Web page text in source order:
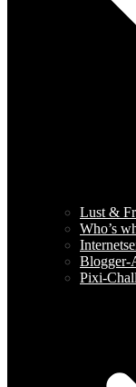
Lust &
Who’s
Blogger-
Pixi-